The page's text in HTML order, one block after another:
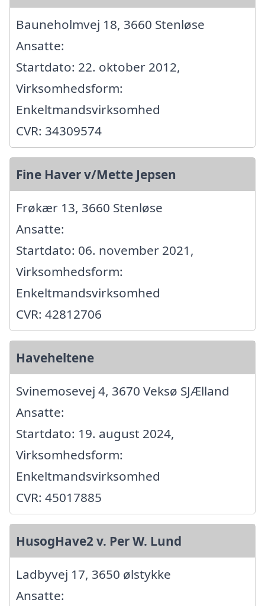
Bauneholmvej 18, 3660 Stenløse
Ansatte:
Startdato: 22. oktober 2012,
Virksomhedsform:
Enkeltmandsvirksomhed
CVR: 34309574
Fine Haver v/Mette Jepsen
Frøkær 13, 3660 Stenløse
Ansatte:
Startdato: 06. november 2021,
Virksomhedsform:
Enkeltmandsvirksomhed
CVR: 42812706
Haveheltene
Svinemosevej 4, 3670 Veksø SJÆlland
Ansatte:
Startdato: 19. august 2024,
Virksomhedsform:
Enkeltmandsvirksomhed
CVR: 45017885
HusogHave2 v. Per W. Lund
Ladbyvej 17, 3650 ølstykke
Ansatte: